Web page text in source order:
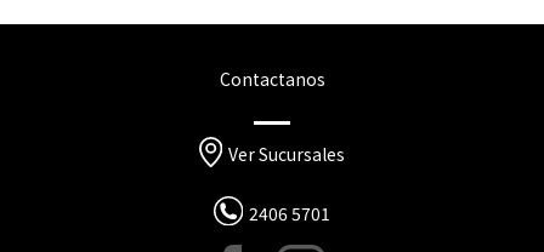
Contactanos
Ver Sucursales
2406 5701